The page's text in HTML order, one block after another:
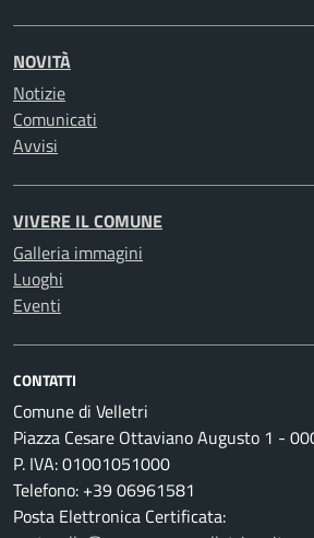
NOVITÀ
Notizie
Comunicati
Avvisi
VIVERE IL COMUNE
Galleria immagini
Luoghi
Eventi
CONTATTI
Comune di Velletri
Piazza Cesare Ottaviano Augusto 1 -
P. IVA: 01001051000
Telefono: +39 06961581
Posta Elettronica Certificata: